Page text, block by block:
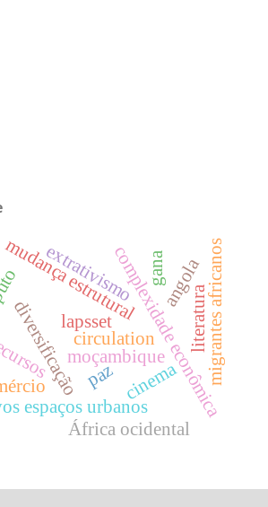
mudança estruturalcomplexidade econômica
diversificaçãomoçambique migrantes africanos
espaços urbanos
África ocidental
cinema
lapsset
circulation
literatura
angola
gana
extrativismo
paz